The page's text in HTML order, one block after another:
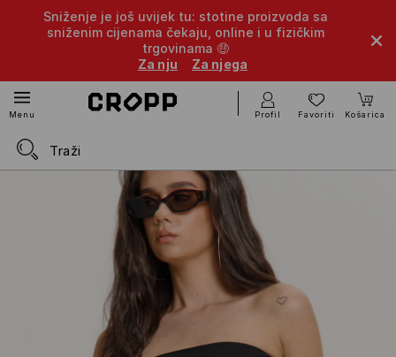
Sniženje je još uvijek tu: stotine proizvoda sa
sniženim cijenama čekaju, online i u fizičkim
trgovinama 🤑
Za nju
Za njega
Menu Profil Favoriti Košarica